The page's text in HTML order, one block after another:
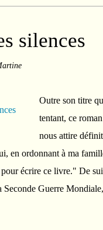
silences
Outre son titre
tentant, ce
nous attire
en ordonnant à ma
écrire ce livre." De
Guerre